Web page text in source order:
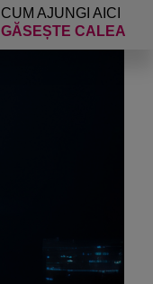
CUM AJUNGI AICI
GĂSEȘTE CALEA